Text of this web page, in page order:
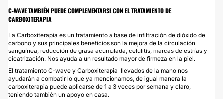
C-WAVE TAMBIÉN PUEDE COMPLEMENTARSE CON EL TRATAMIENTO DE
CARBOXITERAPIA
La Carboxiterapia es un tratamiento a base de infiltración de dióxido de
carbono y sus principales beneficios son la mejora de la circulación
sanguínea, reducción de grasa acumulada, celulitis, marcas de estrías y
cicatrización. Nos ayuda a un resultado mayor de firmeza en la piel.
El tratamiento C-wave y Carboxiterapia llevados de la mano nos
ayudarán a combatir lo que ya mencionamos, de igual manera la
carboxiterapia puede aplicarse de 1 a 3 veces por semana y claro,
teniendo también un apoyo en casa.